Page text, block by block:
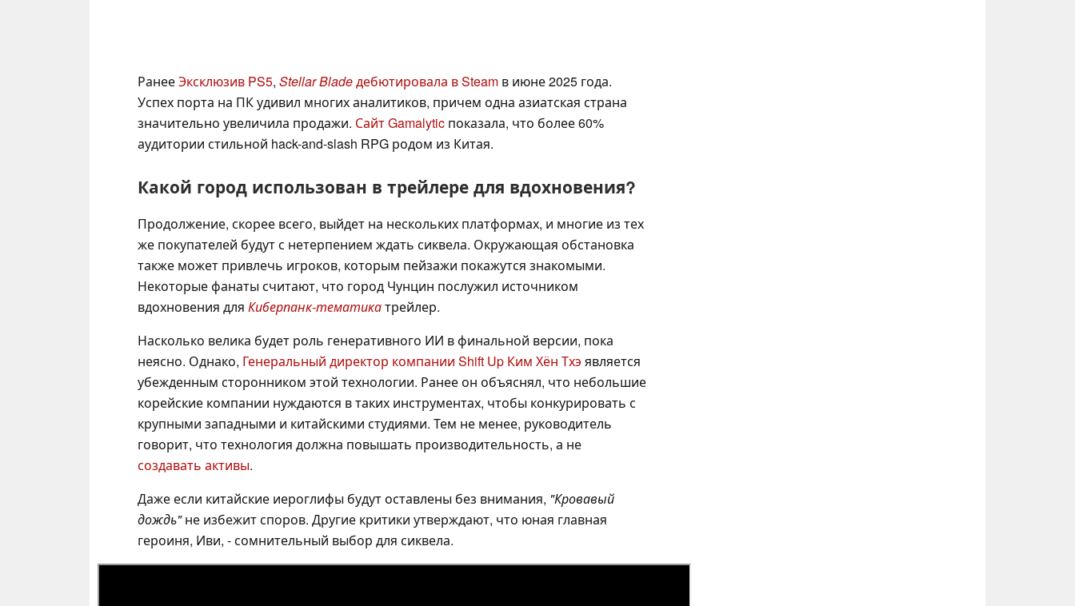
РанееЭксклюзив PS5, Stellar Bladeдебютировала в Steam в июне 2025 года.
Успех порта на ПК удивил многих аналитиков, причем одна азиатская страна
значительно увеличила продажи. Сайт Gamalytic показала, что более 60%
аудитории стильной hack-and-slash RPG родом из Китая.
Какой город использован в трейлере для вдохновения?
Продолжение, скорее всего, выйдет на нескольких платформах, и многие из тех
же покупателей будут с нетерпением ждать сиквела. Окружающая обстановка
также может привлечь игроков, которым пейзажи покажутся знакомыми.
Некоторые фанаты считают, что город Чунцин послужил источником
вдохновения для Киберпанк-тематикатрейлер.
Насколько велика будет роль генеративного ИИ в финальной версии, пока
неясно. Однако, Генеральный директор компании Shift Up Ким Хён Тхэ является
убежденным сторонником этой технологии. Ранее он объяснял, что небольшие
корейские компании нуждаются в таких инструментах, чтобы конкурировать с
крупными западными и китайскими студиями. Тем не менее, руководитель
говорит, что технология должна повышать производительность, а не
создавать активы.
Даже если китайские иероглифы будут оставлены без внимания, "Кровавый
дождь"не избежит споров. Другие критики утверждают, что юная главная
героиня, Иви, - сомнительный выбор для сиквела.